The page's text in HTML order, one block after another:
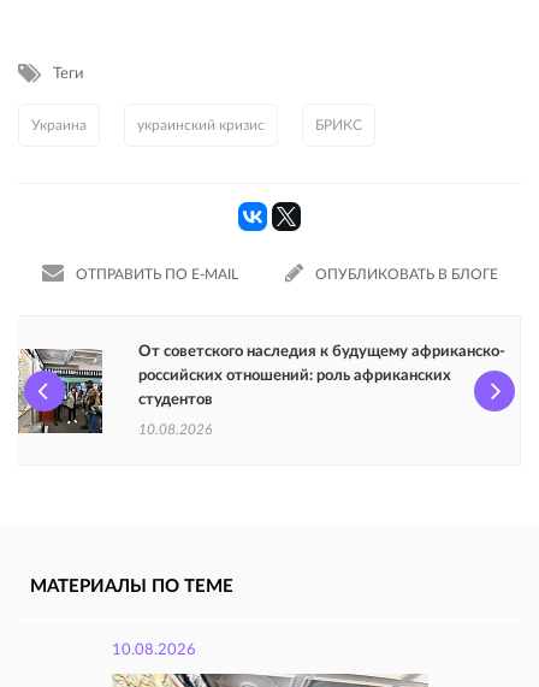
Теги
Украина украинский кризис БРИКС
ОТПРАВИТЬ ПО E-MAIL ОПУБЛИКОВАТЬ В БЛОГЕ
От советского наследия к будущему африканско-
российских отношений: роль африканских
студентов
10.08.2026
МАТЕРИАЛЫ ПО ТЕМЕ
10.08.2026